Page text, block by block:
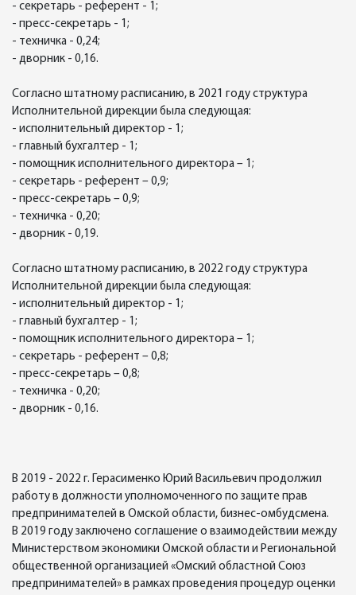
- секретарь - референт - 1;
- пресс-секретарь - 1;
- техничка - 0,24;
- дворник - 0,16.
Согласно штатному расписанию, в 2021 году структура
Исполнительной дирекции была следующая:
- исполнительный директор - 1;
- главный бухгалтер - 1;
- помощник исполнительного директора – 1;
- секретарь - референт – 0,9;
- пресс-секретарь – 0,9;
- техничка - 0,20;
- дворник - 0,19.
Согласно штатному расписанию, в 2022 году структура
Исполнительной дирекции была следующая:
- исполнительный директор - 1;
- главный бухгалтер - 1;
- помощник исполнительного директора – 1;
- секретарь - референт – 0,8;
- пресс-секретарь – 0,8;
- техничка - 0,20;
- дворник - 0,16.
В 2019 - 2022 г. Герасименко Юрий Васильевич продолжил
работу в должности уполномоченного по защите прав
предпринимателей в Омской области, бизнес-омбудсмена.
В 2019 году заключено соглашение о взаимодействии между
Министерством экономики Омской области и Региональной
общественной организацией «Омский областной Союз
предпринимателей» в рамках проведения процедур оценки